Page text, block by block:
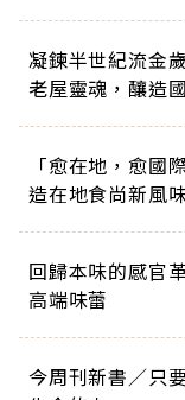
凝鍊半世紀流金
老屋靈魂，釀造
「愈在地，愈國
造在地食尚新風
回歸本味的感官
高端味蕾
今周刊新書／只